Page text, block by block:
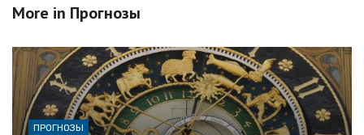
More in Прогнозы
ПРОГНОЗЫ